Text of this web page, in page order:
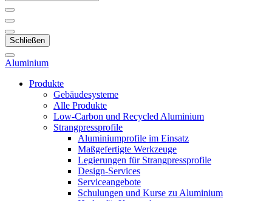
Schließen
Aluminium
Produkte
Gebäudesysteme
Alle Produkte
Low-Carbon und Recycled Aluminium
Strangpressprofile
Aluminiumprofile im Einsatz
Maßgefertigte Werkzeuge
Legierungen für Strangpressprofile
Design-Services
Serviceangebote
Schulungen und Kurse zu Aluminium